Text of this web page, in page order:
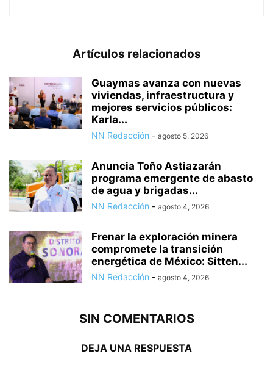
Artículos relacionados
Guaymas avanza con nuevas
viviendas, infraestructura y
mejores servicios públicos:
Karla...
NN Redacción - agosto 5, 2026
Anuncia Toño Astiazarán
programa emergente de abasto
de agua y brigadas...
NN Redacción - agosto 4, 2026
Frenar la exploración minera
compromete la transición
energética de México: Sitten...
NN Redacción - agosto 4, 2026
SIN COMENTARIOS
DEJA UNA RESPUESTA